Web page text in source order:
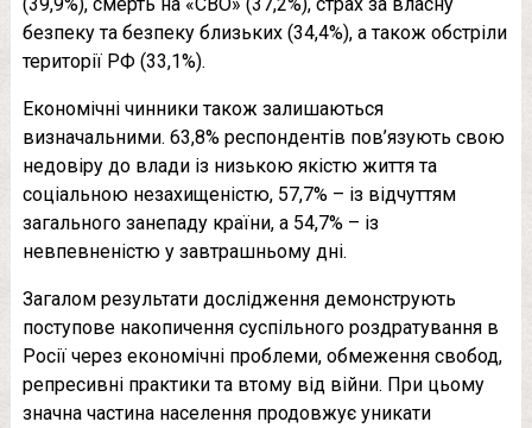
безпеку та безпеку близьких (34,4%), а також обстріли
території РФ (33,1%).
Економічні чинники також залишаються
визначальними. 63,8% респондентів пов’язують свою
недовіру до влади із низькою якістю життя та
соціальною незахищеністю, 57,7% – із відчуттям
загального занепаду країни, а 54,7% – із
невпевненістю у завтрашньому дні.
Загалом результати дослідження демонструють
поступове накопичення суспільного роздратування в
Росії через економічні проблеми, обмеження свобод,
репресивні практики та втому від війни. При цьому
значна частина населення продовжує уникати